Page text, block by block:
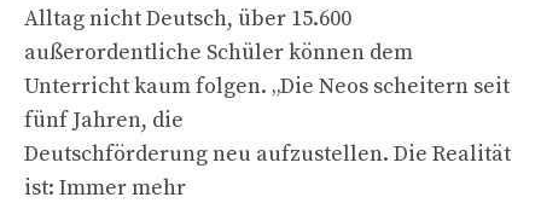
Alltag nicht Deutsch, über 15.600
außerordentliche Schüler können dem
Unterricht kaum folgen. „Die Neos scheitern seit
fünf Jahren, die
Deutschförderung neu aufzustellen. Die Realität
ist: Immer mehr